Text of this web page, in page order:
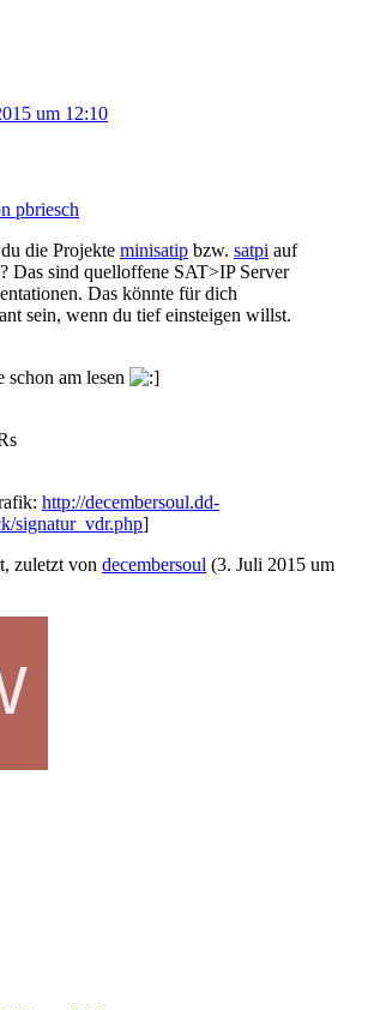
um 12:10
pbriesch
die Projekte minisatip bzw. satpi auf
Das sind quelloffene SAT>IP Server
Das könnte für dich
sein, wenn du tief einsteigen willst.
schon am lesen
http://decembersoul.dd-
signatur_vdr.php]
zuletzt von decembersoul (3. Juli 2015 um